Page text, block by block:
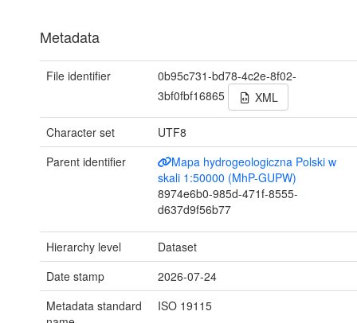
Metadata
File identifier
0b95c731-bd78-4c2e-8f02-
3bf0fbf16865
XML
Character set
UTF8
Parent identifier
Mapa hydrogeologiczna Polski w
skali 1:50000 (MhP-GUPW)
8974e6b0-985d-471f-8555-
d637d9f56b77
Hierarchy level
Dataset
Date stamp
2026-07-24
Metadata standard
ISO 19115